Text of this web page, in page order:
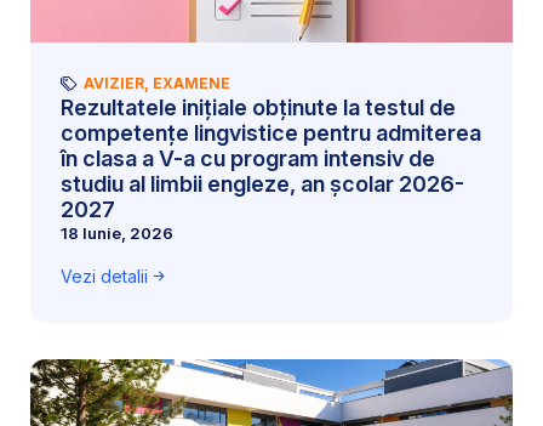
AVIZIER, EXAMENE
Rezultatele inițiale obținute la testul de
competențe lingvistice pentru admiterea
în clasa a V-a cu program intensiv de
studiu al limbii engleze, an școlar 2026-
2027
18 Iunie, 2026
Vezi detalii